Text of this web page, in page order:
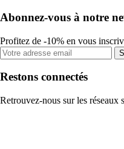
Abonnez-vous à notre
Profitez de -10% en vous
Restons connectés
Retrouvez-nous sur les réseaux